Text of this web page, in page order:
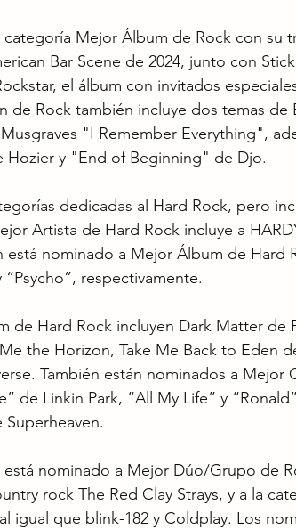
Mejor Álbum de Rock con su
Bar Scene de 2024, junto con
el álbum con invitados
de Rock también incluye dos temas de
"I Remember Everything",
Hozier y "End of Beginning" de Djo.
dedicadas al Hard Rock, pero
Artista de Hard Rock incluye a
está nominado a Mejor Álbum de Hard
respectivamente.
de Hard Rock incluyen Dark Matter de
the Horizon, Take Me Back to Eden
También están nominados a Mejor
de Linkin Park, “All My Life” y
Superheaven.
nominado a Mejor Dúo/Grupo de
rock The Red Clay Strays, y a la
igual que blink-182 y Coldplay. Los